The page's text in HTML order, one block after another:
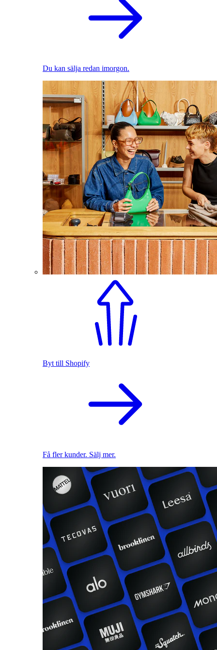
Du kan sälja redan imorgon.
Byt till Shopify
Få fler kunder. Sälj mer.